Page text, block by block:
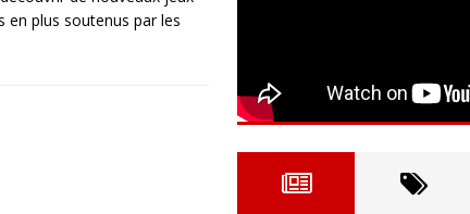
en plus soutenus par les